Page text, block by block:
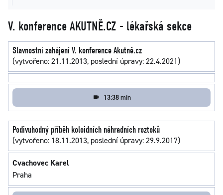
V. konference AKUTNĚ.CZ - lékařská sekce
Slavnostní zahájení V. konference Akutně.cz
(vytvořeno: 21.11.2013, poslední úpravy: 22.4.2021)
13:38 min
Podivuhodný příběh koloidních náhradních roztoků
(vytvořeno: 18.11.2013, poslední úpravy: 29.9.2017)
Cvachovec Karel
Praha